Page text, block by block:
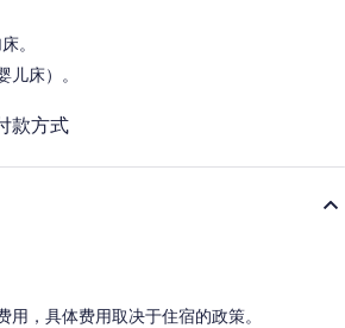
。
儿床）。
款方式
用，具体费用取决于住宿的政策。